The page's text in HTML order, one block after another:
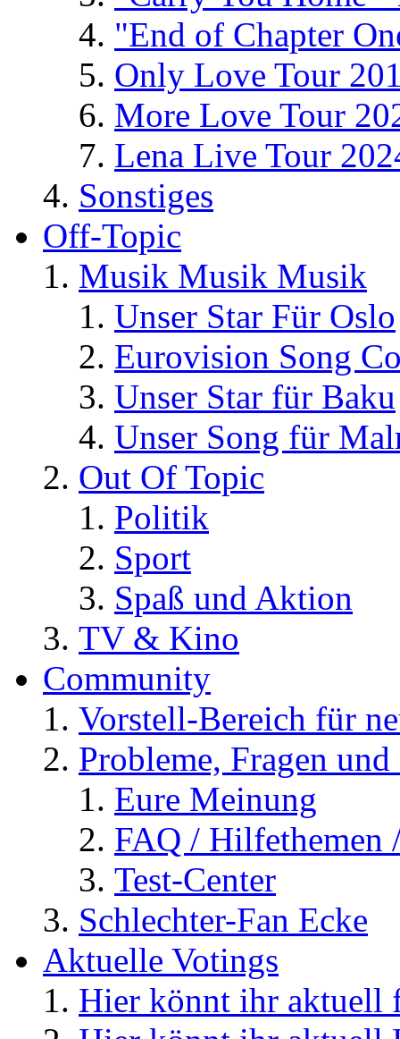
"End of Chapter
Only Love Tour
More Love Tour
Lena Live Tour
Sonstiges
Off-Topic
Musik Musik Musik
Unser Star Für Oslo
Eurovision Song
Unser Star für Baku
Unser Song für
Out Of Topic
Politik
Sport
Spaß und Aktion
TV & Kino
Community
Vorstell-Bereich für
Probleme, Fragen
Eure Meinung
FAQ / Hilfethemen
Test-Center
Schlechter-Fan Ecke
Aktuelle Votings
Hier könnt ihr aktuell